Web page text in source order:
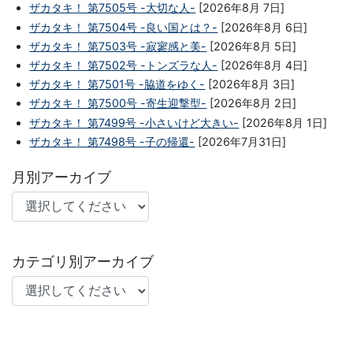
ザカタキ！ 第7505号 -大切な人- [2026年8月 7日]
ザカタキ！ 第7504号 -良い国とは？- [2026年8月 6日]
ザカタキ！ 第7503号 -寂寥感と美- [2026年8月 5日]
ザカタキ！ 第7502号 -トンズラな人- [2026年8月 4日]
ザカタキ！ 第7501号 -脇道をゆく- [2026年8月 3日]
ザカタキ！ 第7500号 -寄生迎撃型- [2026年8月 2日]
ザカタキ！ 第7499号 -小さいけど大きい- [2026年8月 1日]
ザカタキ！ 第7498号 -子の帰還- [2026年7月31日]
月別アーカイブ
カテゴリ別アーカイブ